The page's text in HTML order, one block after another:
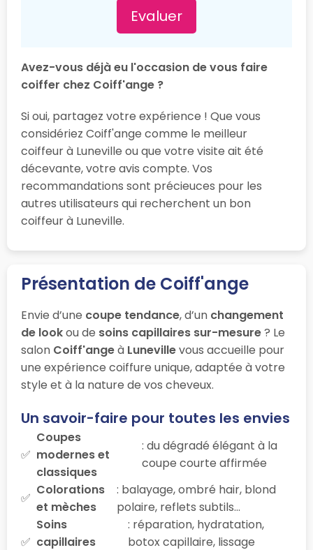
Evaluer
Avez-vous déjà eu l'occasion de vous faire
coiffer chez Coiff'ange ?
Si oui, partagez votre expérience ! Que vous
considériez Coiff'ange comme le meilleur
coiffeur à Luneville ou que votre visite ait été
décevante, votre avis compte. Vos
recommandations sont précieuces pour les
autres utilisateurs qui recherchent un bon
coiffeur à Luneville.
Présentation de Coiff'ange
Envie d’une coupe tendance, d’un changement
de lookou de soins capillaires sur-mesure? Le
salon Coiff'angeà Lunevillevous accueille pour
une expérience coiffure unique, adaptée à votre
style et à la nature de vos cheveux.
Un savoir-faire pour toutes les envies
Coupes
modernes et
classiques
: du dégradé élégant à la
coupe courte affirmée
Colorations
et mèches
: balayage, ombré hair, blond
polaire, reflets subtils…
Soins
capillaires
: réparation, hydratation,
botox capillaire, lissage